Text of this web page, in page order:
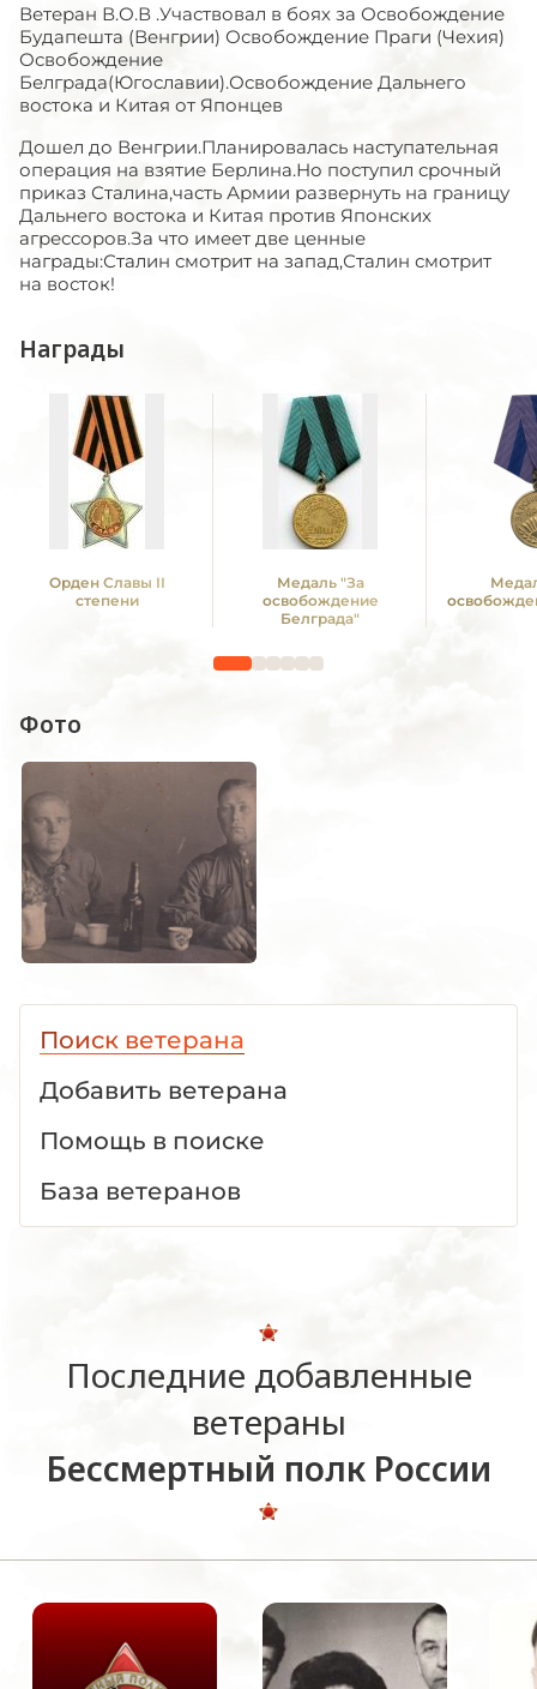
Ветеран В.О.В .Участвовал в боях за Освобождение
Будапешта (Венгрии) Освобождение Праги (Чехия)
Освобождение
Белграда(Югославии).Освобождение Дальнего
востока и Китая от Японцев
Дошел до Венгрии.Планировалась наступательная
операция на взятие Берлина.Но поступил срочный
приказ Сталина,часть Армии развернуть на границу
Дальнего востока и Китая против Японских
агрессоров.За что имеет две ценные
награды:Сталин смотрит на запад,Сталин смотрит
на восток!
Награды
Орден Славы II
степени
Медаль "За
освобождение
Белграда"
Фото
Поиск ветерана
Добавить ветерана
Помощь в поиске
База ветеранов
Последние добавленные
ветераны
Бессмертный полк России